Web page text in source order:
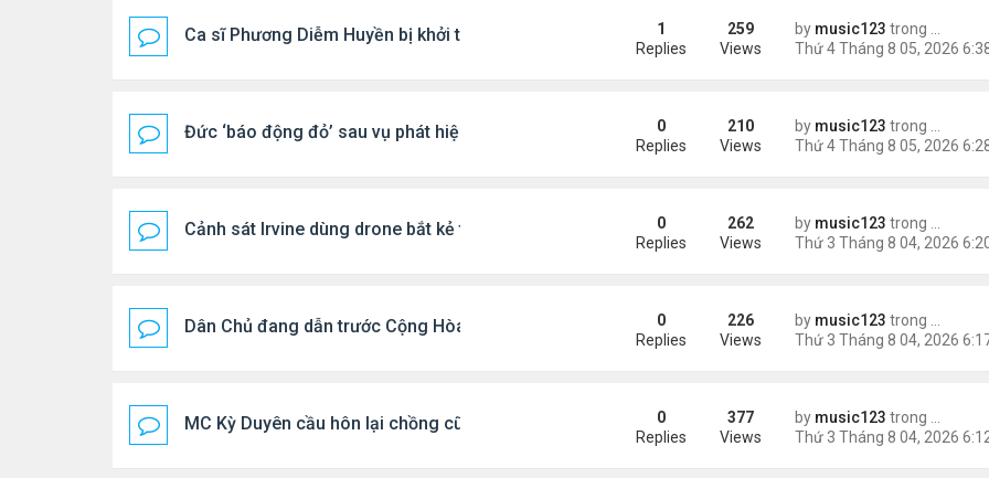
Ca sĩ Phương Diễm Huyền bị khởi tố by music123 trong
1
Replies
259
Views
Đức ‘báo động đỏ’ sau vụ phát hiện UAV mang chất nổ ở sân bay by music123 trong
0
Replies
210
Views
Cảnh sát Irvine dùng drone bắt kẻ trộm trong Walmart by music123 trong
0
Replies
262
Views
Dân Chủ đang dẫn trước Cộng Hòa trong các cuộc thăm dò dư luận by music123 trong
0
Replies
226
Views
MC Kỳ Duyên cầu hôn lại chồng cũ by music123 trong
0
Replies
377
Views